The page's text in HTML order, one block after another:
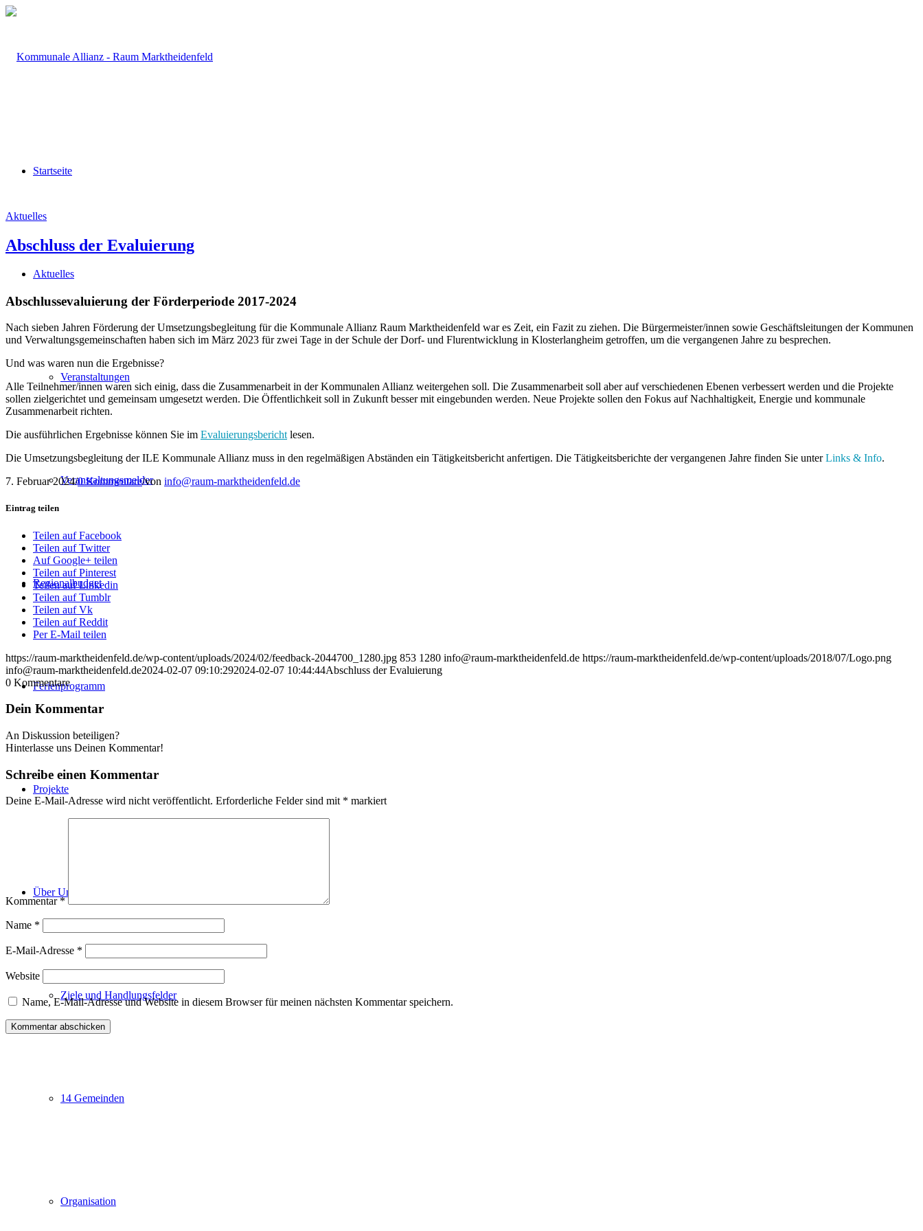
Startseite
Aktuelles
Veranstaltungen
Veranstaltungsmelder
Regionalbudget
Ferienprogramm
Projekte
Über Uns
Ziele und Handlungsfelder
14 Gemeinden
Organisation
Aktuelles
Abschluss der Evaluierung
Abschlussevaluierung der Förderperiode 2017-2024
Nach sieben Jahren Förderung der Umsetzungsbegleitung für die Kommunale Allianz Raum Marktheidenfeld war es Zeit, ein Fazit zu ziehen. Die Bürgermeister/innen sowie Geschäftsleitungen der Kommunen
und Verwaltungsgemeinschaften haben sich im März 2023 für zwei Tage in der Schule der Dorf- und Flurentwicklung in Klosterlangheim getroffen, um die vergangenen Jahre zu besprechen.
Und was waren nun die Ergebnisse?
Alle Teilnehmer/innen waren sich einig, dass die Zusammenarbeit in der Kommunalen Allianz weitergehen soll. Die Zusammenarbeit soll aber auf verschiedenen Ebenen verbessert werden und die Projekte
sollen zielgerichtet und gemeinsam umgesetzt werden. Die Öffentlichkeit soll in Zukunft besser mit eingebunden werden. Neue Projekte sollen den Fokus auf Nachhaltigkeit, Energie und kommunale
Zusammenarbeit richten.
Die ausführlichen Ergebnisse können Sie im Evaluierungsbericht lesen.
Die Umsetzungsbegleitung der ILE Kommunale Allianz muss in den regelmäßigen Abständen ein Tätigkeitsbericht anfertigen. Die Tätigkeitsberichte der vergangenen Jahre finden Sie unterLinks & Info.
7. Februar 2024/0 Kommentare/von info@raum-marktheidenfeld.de
Eintrag teilen
Teilen auf Facebook
Teilen auf Twitter
Auf Google+ teilen
Teilen auf Pinterest
Teilen auf Linkedin
Teilen auf Tumblr
Teilen auf Vk
Teilen auf Reddit
Per E-Mail teilen
https://raum-marktheidenfeld.de/wp-content/uploads/2024/02/feedback-2044700_1280.jpg 853 1280 info@raum-marktheidenfeld.de https://raum-marktheidenfeld.de/wp-content/uploads/2018/07/Logo.png
info@raum-marktheidenfeld.de2024-02-07 09:10:292024-02-07 10:44:44Abschluss der Evaluierung
0 Kommentare
Dein Kommentar
An Diskussion beteiligen?
Hinterlasse uns Deinen Kommentar!
Schreibe einen Kommentar
Deine E-Mail-Adresse wird nicht veröffentlicht. Erforderliche Felder sind mit * markiert
Kommentar *
Name *
E-Mail-Adresse *
Website
Name, E-Mail-Adresse und Website in diesem Browser für meinen nächsten Kommentar speichern.